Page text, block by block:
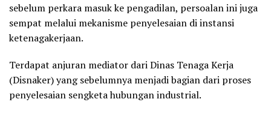
sebelum perkara masuk ke pengadilan, persoalan ini juga
sempat melalui mekanisme penyelesaian di instansi
ketenagakerjaan.
Terdapat anjuran mediator dari Dinas Tenaga Kerja
(Disnaker) yang sebelumnya menjadi bagian dari proses
penyelesaian sengketa hubungan industrial.